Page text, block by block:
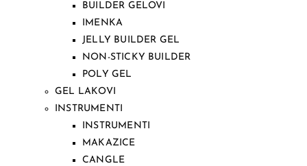
BUILDER GELOVI
IMENKA
JELLY BUILDER GEL
NON-STICKY BUILDER
POLY GEL
GEL LAKOVI
INSTRUMENTI
INSTRUMENTI
MAKAZICE
CANGLE